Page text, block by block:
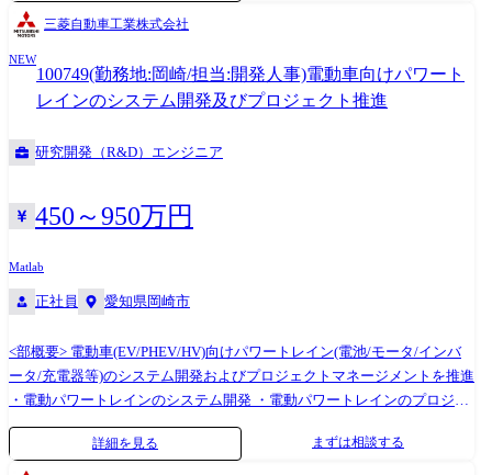
希望されるか次第なものの、現在、当部署では常時2、3名がアメリカの
関連会社に出向しており、海外の関連会社への出向やメイン顧客である
韓国と台湾への出張など、海外経験を積む機会もございます。 ●評価制
御システム設計部ではハードとソフトの両側面を持ったエンジニアとし
て専門性を高め、部を横断して活躍頂けます。 ●キャリア入社者向け育
用会社負担)など、日立ハイテクには多種多様な教育・育成支援制度が設
品によりますが、1チーム5名前後～20名越えとプロジェクトとしても
様々な構成がございます。ソフトウェアエンジニアとしてキャリアを構
築したい方には最適な環境です。 <②評価制御システム設計部について>
・全体で約50名の部署で、電子線装置グループ(20名)、光学装置グルー
プ(10名)、共通技術グループ(20名)の3グループに分かれています。半導
当いただき、装置自体の開発、生産設計などを行います。同じ装置でも
られます。 ・担当いただく製品は電子線を使った製品のため、アナログ
回路設計をベースとしつつ、電子ビームの制御についても業務の中で習
ジニアが必要であり、電気エンジニアとソフトウェアエンジニアの両側
面を担える方を募集しております。 【変更の範囲】会社の定める業務 ●
ただきますが、後々は在宅勤務と出社勤務、ハイブリットに使い分けて
業務していただくことも可能です。 那珂地区マリンサイトが拠点です
が、晴海(東京)にも拠点がございます。実際に顧客先に訪問しての業務を
メインでお任せする場合は、国内外に顧客先があるので、出張しやすい
晴海の所属を検討しております。 ソフトウェアエンジニアとして、まだ
キャリアが浅い方は、一時的に実際の製造拠点である那珂地区マリンサ
い、車両/エンジンの目標達成に貢献する。 (具体的には) エンジンをコン
トロールする制御(プログラム作成)、エンジンをコントロールするECUの
設計(インターフェイス回路)、車体側との通信制御、協調制御の制御開発
全般 <使用ツール> ・CAD(CATIA) ・MATLAB/Simulink
三菱自動車工業株式会社
NEW
100749(勤務地:岡崎/担当:開発人事)電動車向けパワート
レインのシステム開発及びプロジェクト推進
研究開発（R&D）エンジニア
450～950万円
Matlab
正社員 愛知県岡崎市
<部概要> 電動車(EV/PHEV/HV)向けパワートレイン(電池/モータ/インバ
ータ/充電器等)のシステム開発およびプロジェクトマネージメントを推進
・電動パワートレインのシステム開発 ・電動パワートレインのプロジェ
クト推進 ・電動パワートレインのアライアンス推進 <入社後の担当領域>
ご経験・希望を元に、以下のいずれかの業務からスタートいただきま
詳細を見る まずは相談する